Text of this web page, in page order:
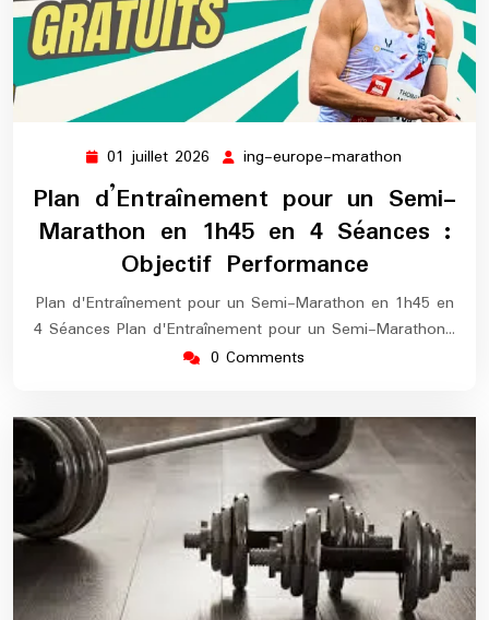
01 juillet 2026 01
2026
ing-europe-marathon
europe-
marathon
Plan d’Entraînement pour un Semi-
Marathon en 1h45 en 4 Séances :
Objectif Performance
Plan d'Entraînement pour un Semi-Marathon en 1h45 en
4 Séances Plan d'Entraînement pour un Semi-Marathon…
0 Comments